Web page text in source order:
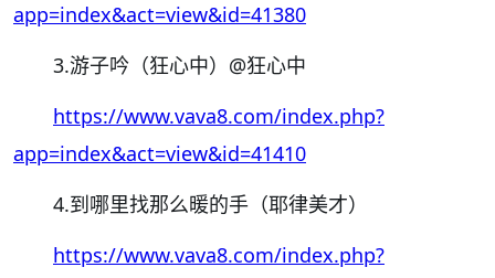
app=index&act=view&id=41380
3.游子吟（狂心中） @狂心中
https://www.vava8.com/index.php?
app=index&act=view&id=41410
4.到哪里找那么暖的手（耶律美才）
https://www.vava8.com/index.php?